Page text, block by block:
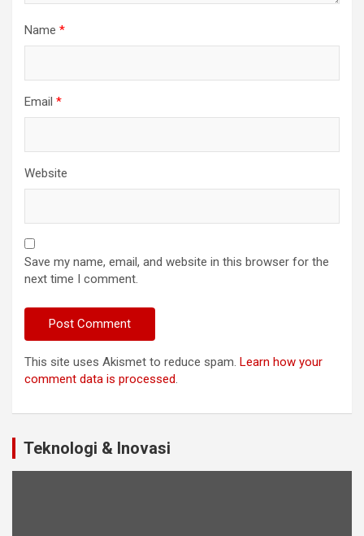
Name *
Email *
Website
Save my name, email, and website in this browser for the
next time I comment.
This site uses Akismet to reduce spam. Learn how your
comment data is processed.
Teknologi & Inovasi